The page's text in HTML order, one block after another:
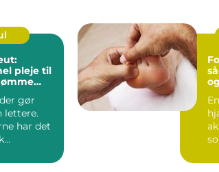
pleje til
gør
lettere.
har det